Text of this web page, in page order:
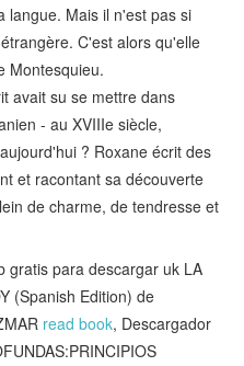
langue. Mais il n'est pas si
C'est alors qu'elle
Montesquieu.
avait su se mettre dans
- au XVIIIe siècle,
? Roxane écrit des
et racontant sa découverte
de charme, de tendresse et
gratis para descargar uk LA
(Spanish Edition) de
read book, Descargador